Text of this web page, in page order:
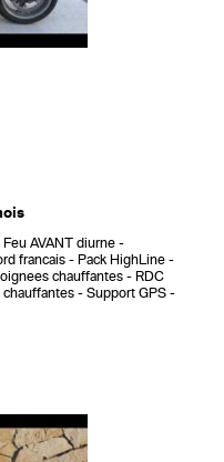
Feu AVANT diurne
francais
Pack HighLine
chauffantes
RDC
chauffantes
Support GPS